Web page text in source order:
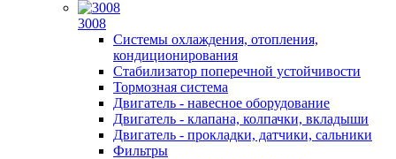
3008
Системы охлаждения, отопления,
кондиционирования
Стабилизатор поперечной устойчивости
Тормозная система
Двигатель - навесное оборудование
Двигатель - клапана, колпачки, вкладыши
Двигатель - прокладки, датчики, сальники
Фильтры